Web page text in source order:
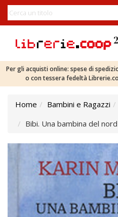
Per gli acquisti online: spese di
o con tessera fedeltà
Home Bambini e Ragazzi
Bibi. Una bambina del nord